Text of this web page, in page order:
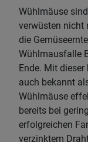
Wühlmäuse
verwüsten nicht
die
Wühlmausfalle
Ende. Mit
auch bekannt
Wühlmäuse
bereits bei
erfolgreichen
verzinktem